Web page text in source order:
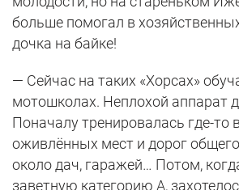
больше помогал в
дочка на байке!
— Сейчас на таких «Хорсах»
мотошколах. Неплохой аппарат
Поначалу тренировалась где-то
оживлённых мест и дорог
около дач, гаражей… Потом,
заветную категорию A,